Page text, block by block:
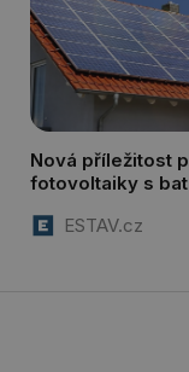
Nová příležitost
fotovoltaiky s
ESTAV.cz